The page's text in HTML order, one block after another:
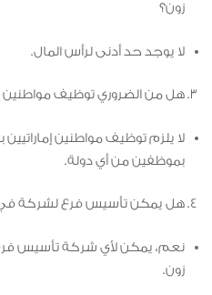
زون؟
لا يوجد حد أدنى لرأس المال.
هل من الضروري توظيف مواطنين
لا يلزم توظيف مواطنين
بموظفين من أي دولة.
هل يمكن تأسيس فرع لشركة في
نعم، يمكن لأي شركة تأسيس
زون.